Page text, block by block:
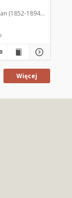
(1852-1894). Red.
Więcej